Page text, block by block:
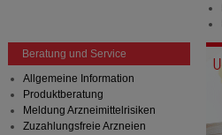
Beratung und Service
Allgemeine Information
Produktberatung
Meldung Arzneimittelrisiken
Zuzahlungsfreie Arzneien